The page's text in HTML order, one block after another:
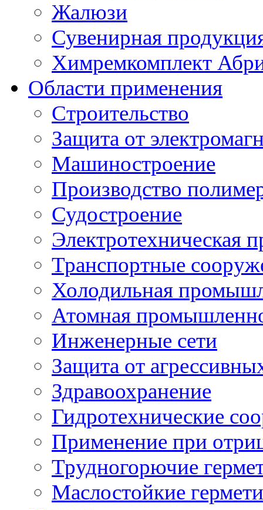
Жалюзи
Сувенирная
Химремкомплект
Области применения
Строительство
Защита от
Машиностроение
Производство
Судостроение
Электротехническая
Транспортные
Холодильная
Атомная
Инженерные сети
Защита от
Здравоохранение
Гидротехнические
Применение при
Трудногорючие
Маслостойкие